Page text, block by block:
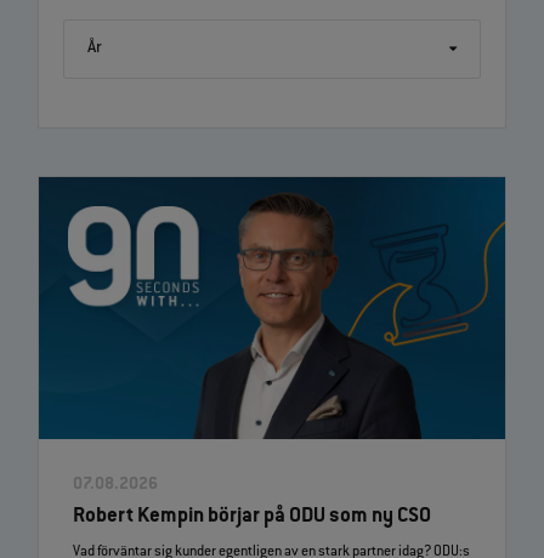
År
07.08.2026
Robert Kempin börjar på ODU som ny CSO
Vad förväntar sig kunder egentligen av en stark partner idag? ODU:s